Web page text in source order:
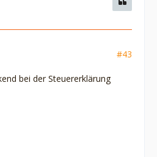
#43
bei der Steuererklärung